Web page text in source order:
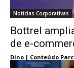
Notícias Corporativas
Bottrel
de e-
Dino | Conteúdo